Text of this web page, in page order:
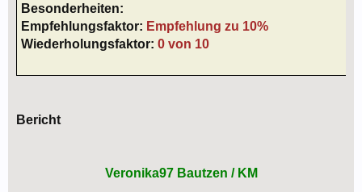
Besonderheiten:
Empfehlungsfaktor: Empfehlung zu 10%
Wiederholungsfaktor: 0 von 10
Bericht
Veronika97 Bautzen / KM